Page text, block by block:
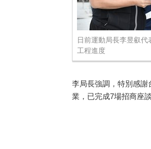
日前運動局長李昱叡
工程進度
李局長強調，特別感
業，已完成7場招商座